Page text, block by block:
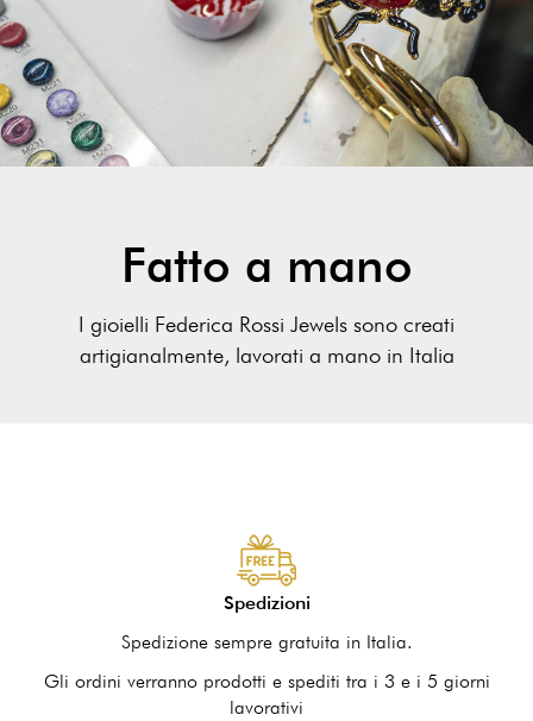
Fatto a mano
I gioielli Federica Rossi Jewels sono creati
artigianalmente, lavorati a mano in Italia
Spedizioni
Spedizione sempre gratuita in Italia.
Gli ordini verranno prodotti e spediti tra i 3 e i 5 giorni
lavorativi